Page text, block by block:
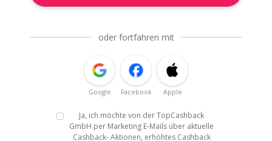
oder fortfahren mit
Google Facebook Apple
Ja, ich möchte von der TopCashback
GmbH per Marketing E-Mails über aktuelle
Cashback- Aktionen, erhöhtes Cashback